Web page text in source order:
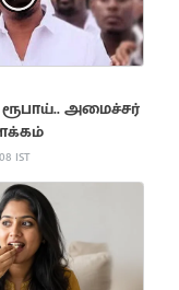
ரூபாய்.. அமைச்சர்
IST